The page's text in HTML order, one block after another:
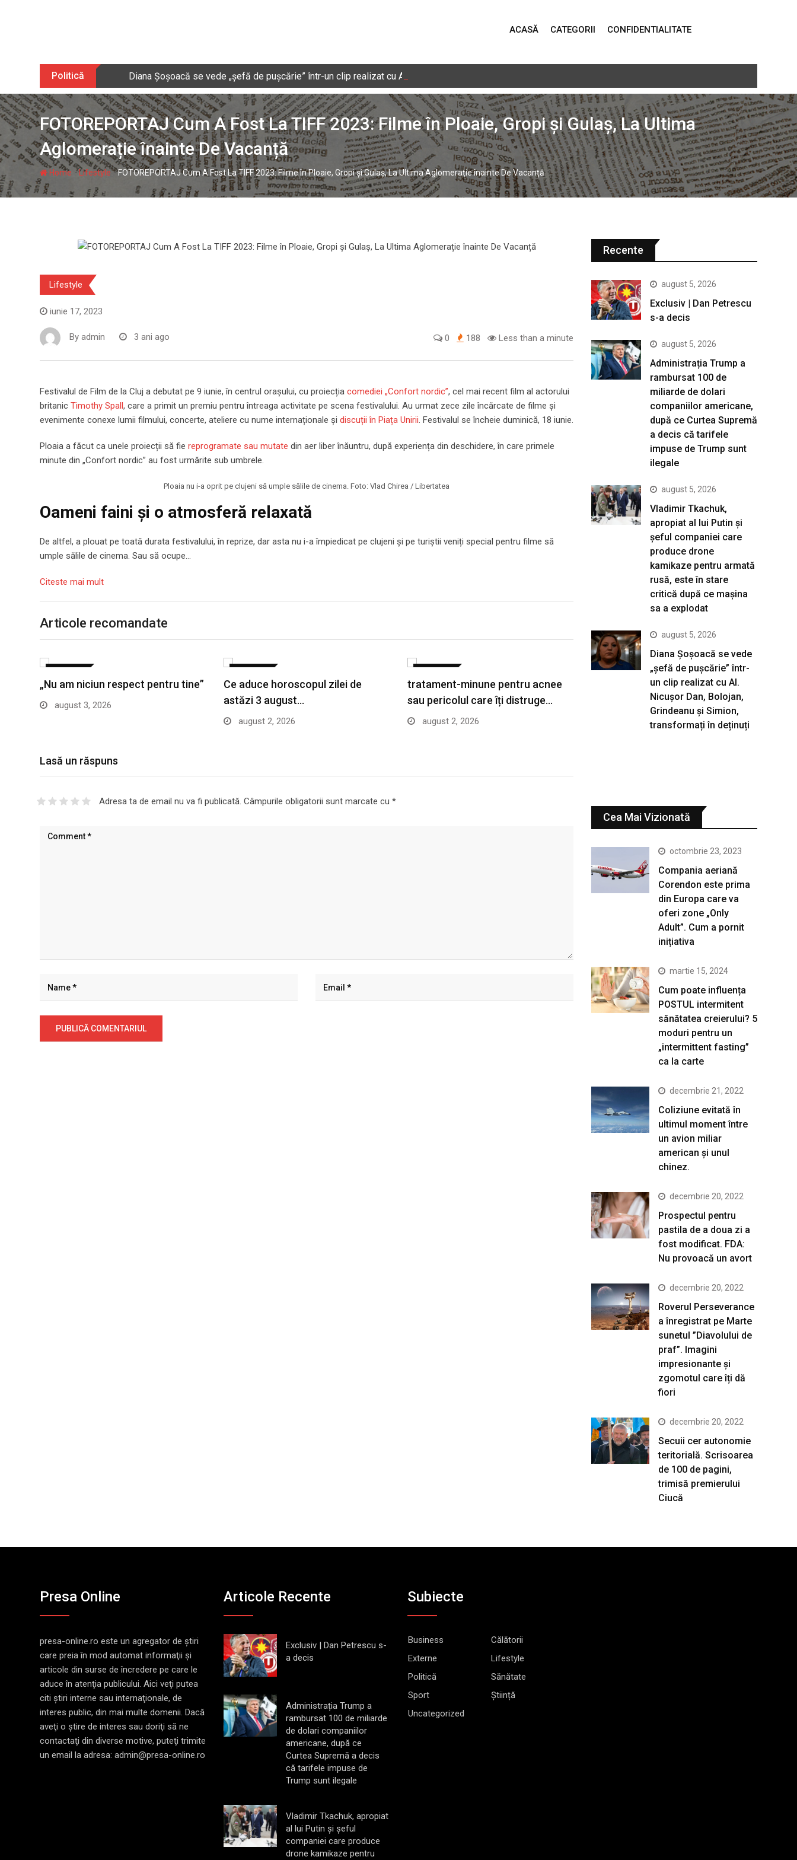
ACASĂ CATEGORII CONFIDENTIALITATE
Politică Diana Șoșoacă se vede „șefă de pușcărie” într-un clip realizat cu AI. Nicușor Dan, Bolojan, Grindeanu și Simion, transformați în deținuți
FOTOREPORTAJ Cum A Fost La TIFF 2023: Filme în Ploaie, Gropi și Gulaș, La Ultima
Aglomerație înainte De Vacanță
Home -Lifestyle-FOTOREPORTAJ Cum A Fost La TIFF 2023: Filme în Ploaie, Gropi și Gulaș, La Ultima Aglomerație înainte De Vacanță
Lifestyle
iunie 17, 2023
By admin 3 ani ago 0 188 Less than a minute
Festivalul de Film de la Cluj a debutat pe 9 iunie, în centrul orașului, cu proiecția comediei „Confort nordic”, cel mai recent film al actorului
britanic Timothy Spall, care a primit un premiu pentru întreaga activitate pe scena festivalului. Au urmat zece zile încărcate de filme și
evenimente conexe lumii filmului, concerte, ateliere cu nume internaționale și discuții în Piața Unirii. Festivalul se încheie duminică, 18 iunie.
Ploaia a făcut ca unele proiecții să fie reprogramate sau mutate din aer liber înăuntru, după experiența din deschidere, în care primele
minute din „Confort nordic” au fost urmărite sub umbrele.
Ploaia nu i-a oprit pe clujeni să umple sălile de cinema. Foto: Vlad Chirea / Libertatea
Oameni faini și o atmosferă relaxată
De altfel, a plouat pe toată durata festivalului, în reprize, dar asta nu i-a împiedicat pe clujeni și pe turiștii veniți special pentru filme să
umple sălile de cinema. Sau să ocupe…
Citeste mai mult
Articole recomandate
„Nu am niciun respect pentru tine”
august 3, 2026
Ce aduce horoscopul zilei de
astăzi 3 august…
august 2, 2026
tratament-minune pentru acnee
sau pericolul care îți distruge…
august 2, 2026
Lasă un răspuns
Adresa ta de email nu va fi publicată. Câmpurile obligatorii sunt marcate cu *
Recente
august 5, 2026
Exclusiv | Dan Petrescu
s-a decis
august 5, 2026
Administrația Trump a
rambursat 100 de
miliarde de dolari
companiilor americane,
după ce Curtea Supremă
a decis că tarifele
impuse de Trump sunt
ilegale
august 5, 2026
Vladimir Tkachuk,
apropiat al lui Putin și
șeful companiei care
produce drone
kamikaze pentru armată
rusă, este în stare
critică după ce mașina
sa a explodat
august 5, 2026
Diana Șoșoacă se vede
„șefă de pușcărie” într-
un clip realizat cu AI.
Nicușor Dan, Bolojan,
Grindeanu și Simion,
transformați în deținuți
Cea Mai Vizionată
octombrie 23, 2023
Compania aeriană
Corendon este prima
din Europa care va
oferi zone „Only
Adult”. Cum a pornit
inițiativa
martie 15, 2024
Cum poate influența
POSTUL intermitent
sănătatea creierului? 5
moduri pentru un
„intermittent fasting”
ca la carte
decembrie 21, 2022
Coliziune evitată în
ultimul moment între
un avion miliar
american şi unul
chinez.
decembrie 20, 2022
Prospectul pentru
pastila de a doua zi a
fost modificat. FDA:
Nu provoacă un avort
decembrie 20, 2022
Roverul Perseverance
a înregistrat pe Marte
sunetul ”Diavolului de
praf”. Imagini
impresionante și
zgomotul care îți dă
fiori
decembrie 20, 2022
Secuii cer autonomie
teritorială. Scrisoarea
de 100 de pagini,
trimisă premierului
Ciucă
Presa Online
presa-online.ro este un agregator de ştiri
care preia în mod automat informaţii şi
articole din surse de încredere pe care le
aduce în atenţia publicului. Aici veţi putea
citi ştiri interne sau internaţionale, de
interes public, din mai multe domenii. Dacă
aveţi o ştire de interes sau doriţi să ne
contactaţi din diverse motive, puteţi trimite
un email la adresa: admin@presa-online.ro
Articole Recente
Exclusiv | Dan Petrescu s-
a decis
Administrația Trump a
rambursat 100 de miliarde
de dolari companiilor
americane, după ce
Curtea Supremă a decis
că tarifele impuse de
Trump sunt ilegale
Vladimir Tkachuk, apropiat
al lui Putin și șeful
companiei care produce
drone kamikaze pentru
Subiecte
Business
Călătorii
Externe
Lifestyle
Politică
Sănătate
Sport
Știință
Uncategorized